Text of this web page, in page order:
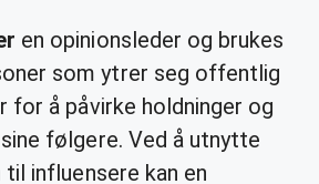
en opinionsleder og brukes
som ytrer seg offentlig
for å påvirke holdninger og
følgere. Ved å utnytte
influensere kan en